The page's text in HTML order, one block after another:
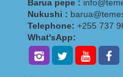
Barua pepe :
Nukushi :
Telephone: +255 737
What'sApp: